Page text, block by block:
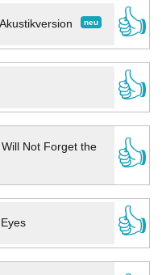
neu
👍
👍
Not Forget the
👍
👍